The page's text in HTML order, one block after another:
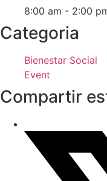
8:00 am - 2:00
Categoria
Bienestar Social
Event
Compartir